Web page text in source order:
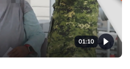
01:10